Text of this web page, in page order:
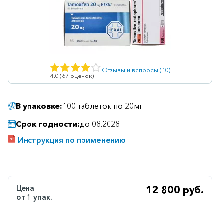
Ветеринарные
Витаминные
Гематологические
Гепатопротекторы
Желудочно-
кишечные
4.0 (67 оценок)
Отзывы и вопросы (10)
В упаковке:100 таблеток по 20мг
Срок годности:до 08.2028
Инструкция по применению
Цена
от 1 упак.
12 800 руб.